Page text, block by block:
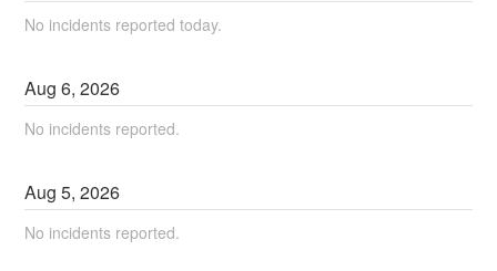
No incidents reported today.
Aug6,2026
No incidents reported.
Aug5,2026
No incidents reported.